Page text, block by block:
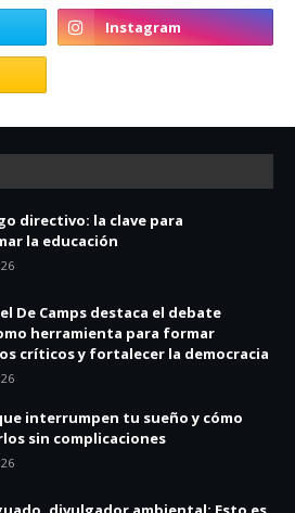
directivo: la clave para
la educación
De Camps destaca el debate
herramienta para formar
críticos y fortalecer la democracia
interrumpen tu sueño y cómo
sin complicaciones